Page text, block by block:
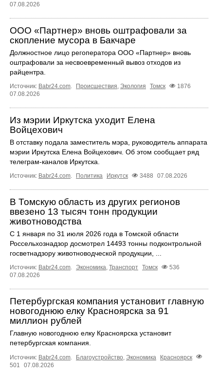
07.08.2026
ООО «Партнер» вновь оштрафовали за
скопление мусора в Бакчаре
Должностное лицо регоператора ООО «Партнер» вновь
оштрафовали за несвоевременный вывоз отходов из
райцентра.
Источник: Babr24.com. Происшествия, Экология Томск
1876
07.08.2026
Из мэрии Иркутска уходит Елена
Войцехович
В отставку подала заместитель мэра, руководитель аппарата
мэрии Иркутска Елена Войцехович. Об этом сообщает ряд
телеграм‑каналов Иркутска.
Источник: Babr24.com. Политика Иркутск 3488 07.08.2026
В Томскую область из других регионов
ввезено 13 тысяч тонн продукции
животноводства
С 1 января по 31 июля 2026 года в Томской области
Россельхознадзор досмотрел 14493 тонны подконтрольной
госветнадзору животноводческой продукции, ...
Источник: Babr24.com. Экономика, Транспорт Томск
536
07.08.2026
Петербургская компания установит главную
новогоднюю елку Красноярска за 91
миллион рублей
Главную новогоднюю елку Красноярска установит
петербургская компания.
Источник: Babr24.com Благоустройство Экономика
Красноярск
501
07.08.2026